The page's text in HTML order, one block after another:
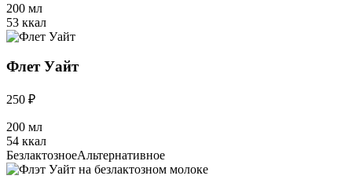
200 мл
53 ккал
Флет Уайт
250 ₽
200 мл
54 ккал
БезлактозноеАльтернативное